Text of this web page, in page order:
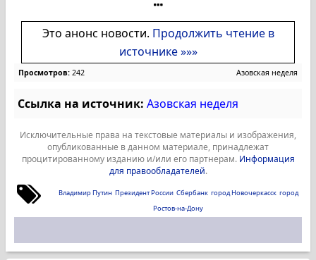
Это анонс новости. Продолжить чтение в
источнике »»»
Просмотров: 242 Азовская неделя
Ссылка на источник: Азовская неделя
Исключительные права на текстовые материалы и изображения,
опубликованные в данном материале, принадлежат
процитированному изданию и/или его партнерам. Информация
для правообладателей.
Владимир Путин Президент России Сбербанк город Новочеркасск город
Ростов-на-Дону